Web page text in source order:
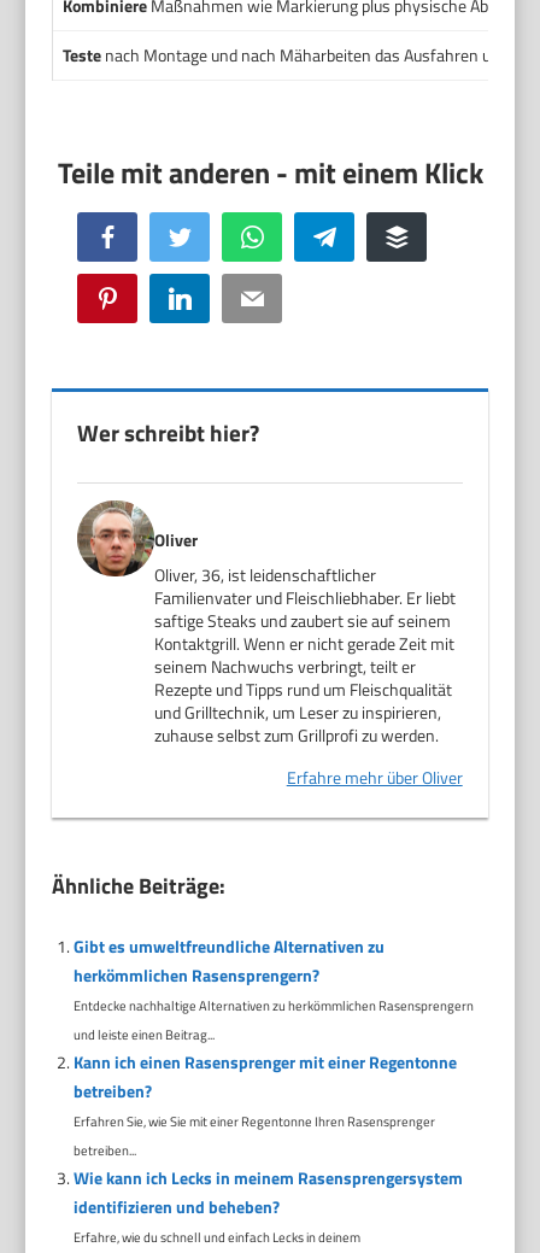
Testenach Montage und nach Mäharbeiten das Ausfahren und
Facebook Twitter WhatsApp Telegram Buffer
Pinterest LinkedIn Email
Wer schreibt hier?
Oliver
Oliver, 36, ist leidenschaftlicher
Familienvater und Fleischliebhaber. Er liebt
saftige Steaks und zaubert sie auf seinem
Kontaktgrill. Wenn er nicht gerade Zeit mit
seinem Nachwuchs verbringt, teilt er
Rezepte und Tipps rund um Fleischqualität
und Grilltechnik, um Leser zu inspirieren,
zuhause selbst zum Grillprofi zu werden.
Erfahre mehr über Oliver
Ähnliche Beiträge:
Gibt es umweltfreundliche Alternativen zu
herkömmlichen Rasensprengern?
Entdecke nachhaltige Alternativen zu herkömmlichen Rasensprengern
und leiste einen Beitrag...
Kann ich einen Rasensprenger mit einer Regentonne
betreiben?
Erfahren Sie, wie Sie mit einer Regentonne Ihren Rasensprenger
betreiben...
Wie kann ich Lecks in meinem Rasensprengersystem
identifizieren und beheben?
Erfahre, wie du schnell und einfach Lecks in deinem